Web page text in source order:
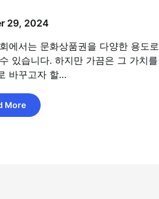
29, 2024
에서는 문화상품권을 다양한 용도로
있습니다. 하지만 가끔은 그 가치를
바꾸고자 할…
More